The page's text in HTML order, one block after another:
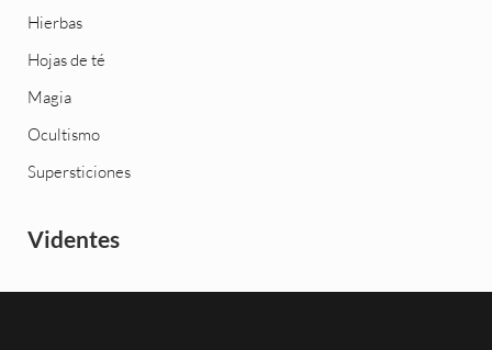
Hierbas
Hojas de té
Magia
Ocultismo
Supersticiones
Videntes